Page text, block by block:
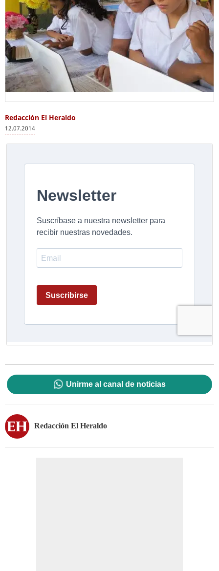
Redacción El Heraldo
12.07.2014
Unirme al canal de noticias
Redacción El Heraldo